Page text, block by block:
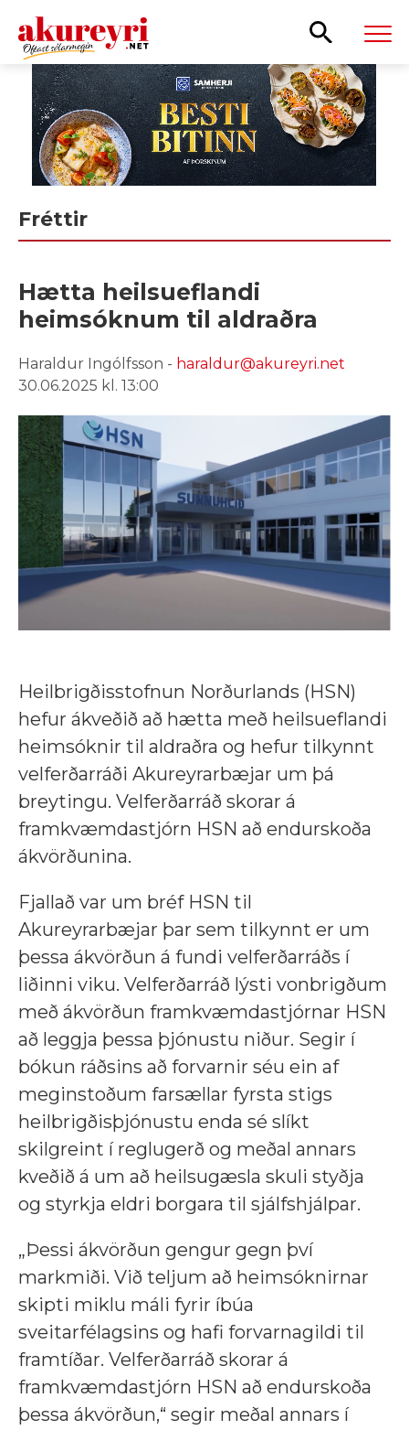
Leita
Fréttir
Hætta heilsueflandi
heimsóknum til aldraðra
Haraldur Ingólfsson - haraldur@akureyri.net
30.06.2025 kl. 13:00
Heilbrigðisstofnun Norðurlands (HSN)
hefur ákveðið að hætta með heilsueflandi
heimsóknir til aldraðra og hefur tilkynnt
velferðarráði Akureyrarbæjar um þá
breytingu. Velferðarráð skorar á
framkvæmdastjórn HSN að endurskoða
ákvörðunina.
Fjallað var um bréf HSN til
Akureyrarbæjar þar sem tilkynnt er um
þessa ákvörðun á fundi velferðarráðs í
liðinni viku. Velferðarráð lýsti vonbrigðum
með ákvörðun framkvæmdastjórnar HSN
að leggja þessa þjónustu niður. Segir í
bókun ráðsins að forvarnir séu ein af
meginstoðum farsællar fyrsta stigs
heilbrigðisþjónustu enda sé slíkt
skilgreint í reglugerð og meðal annars
kveðið á um að heilsugæsla skuli styðja
og styrkja eldri borgara til sjálfshjálpar.
„Þessi ákvörðun gengur gegn því
markmiði. Við teljum að heimsóknirnar
skipti miklu máli fyrir íbúa
sveitarfélagsins og hafi forvarnagildi til
framtíðar. Velferðarráð skorar á
framkvæmdastjórn HSN að endurskoða
þessa ákvörðun,“ segir meðal annars í